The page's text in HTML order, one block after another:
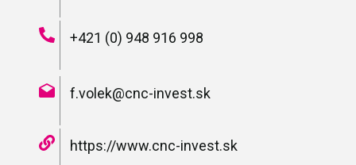
+421 (0) 948 916 998
f.volek@cnc-invest.sk
https://www.cnc-invest.sk